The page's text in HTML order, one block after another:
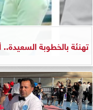
تهنئة بالخطوبة